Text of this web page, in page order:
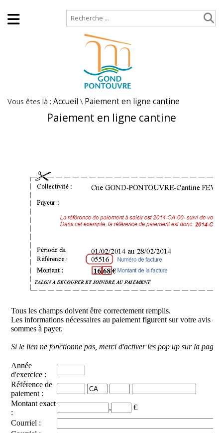
Vous êtes là : Accueil \ Paiement en ligne cantine
Paiement en ligne cantine